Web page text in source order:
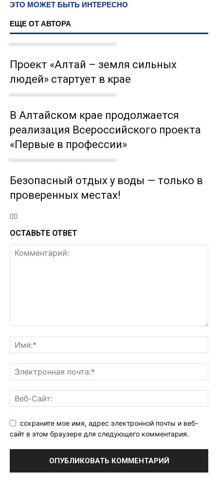
ЭТО МОЖЕТ БЫТЬ ИНТЕРЕСНО
ЕЩЕ ОТ АВТОРА
Проект «Алтай – земля сильных
людей» стартует в крае
В Алтайском крае продолжается
реализация Всероссийского проекта
«Первые в профессии»
Безопасный отдых у воды — только в
проверенных местах!
ОСТАВЬТЕ ОТВЕТ
сохраните мое имя, адрес электронной почты и веб-
сайт в этом браузере для следующего комментария.